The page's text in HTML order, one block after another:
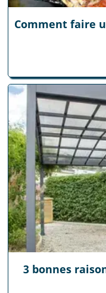
Comment faire
3 bonnes